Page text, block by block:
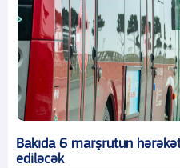
Bakıda 6 marşrutun
ediləcək